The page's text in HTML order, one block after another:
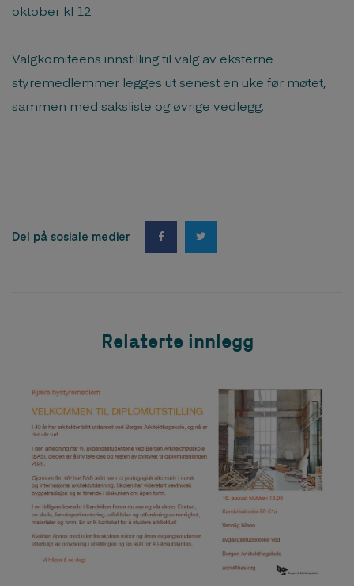
oktober kl 12.
Valgkomiteens innstilling til valg av eksterne
styremedlemmer legges ut senest en uke før møtet,
sammen med saksliste og øvrige vedlegg.
Del på sosiale medier
Relaterte innlegg